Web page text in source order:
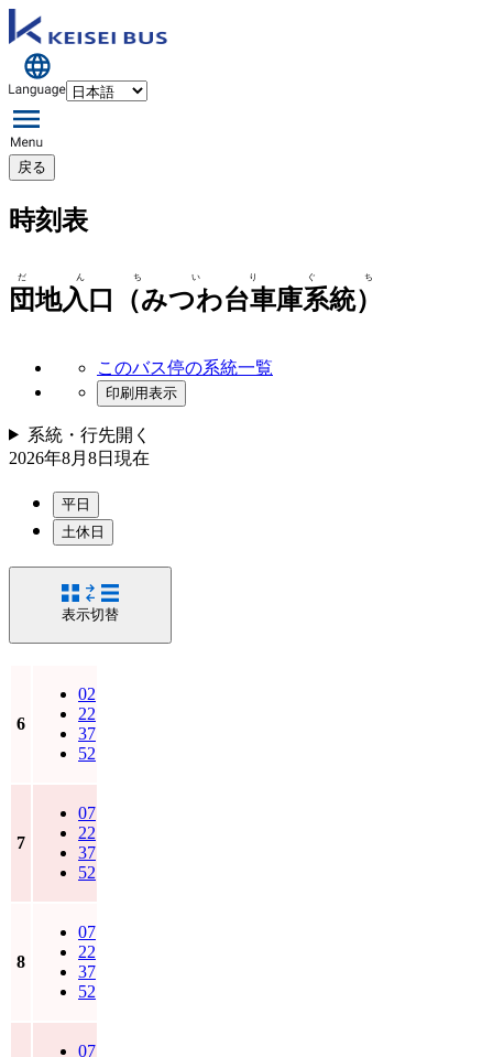
戻る
時刻表
団地入口（みつわ台車庫系統）
だんちいりぐち
このバス停の系統一覧
印刷用表示
系統・行先開く
2026年8月8日 現在
平日
土休日
表示切替
6
02
22
37
52
7
07
22
37
52
8
07
22
37
52
07